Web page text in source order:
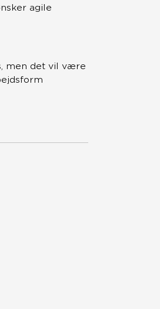
agile
men det vil være